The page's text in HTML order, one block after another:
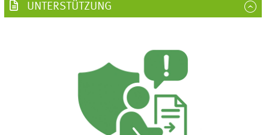
UNTERSTÜTZUNG